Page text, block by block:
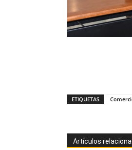
ETIQUETAS
Artículos